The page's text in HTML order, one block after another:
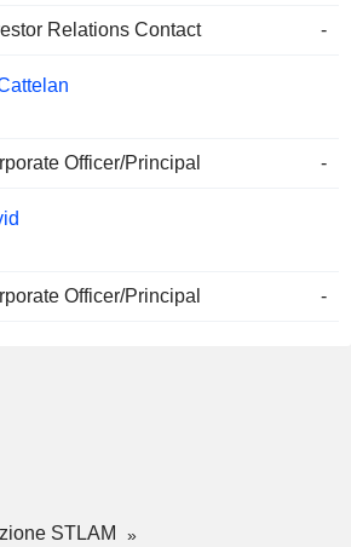
Relations Contact -
Officer/Principal -
Officer/Principal -
STLAM